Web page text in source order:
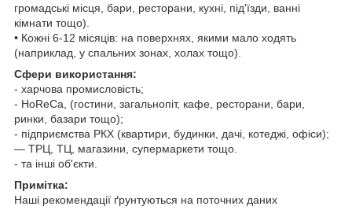
громадські місця, бари, ресторани, кухні, під'їзди, ванні
кімнати тощо).
• Кожні 6-12 місяців: на поверхнях, якими мало ходять
(наприклад, у спальних зонах, холах тощо).
Сфери використання:
- харчова промисловість;
- HoReCa, (гостини, загальнопіт, кафе, ресторани, бари,
ринки, базари тощо);
- підприємства РКХ (квартири, будинки, дачі, котеджі, офіси);
— ТРЦ, ТЦ, магазини, супермаркети тощо.
- та інші об'єкти.
Примітка:
Наші рекомендації ґрунтуються на поточних даних